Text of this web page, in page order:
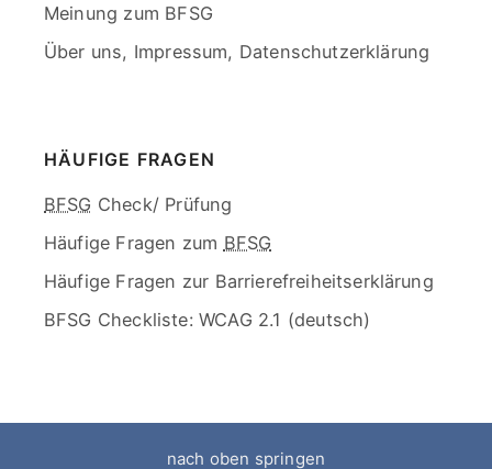
Meinung zum BFSG
Über uns, Impressum, Datenschutzerklärung
HÄUFIGE FRAGEN
Skip
menu
BFSG Check/ Prüfung
Häufige Fragen zum BFSG
Häufige Fragen zur Barrierefreiheitserklärung
BFSG Checkliste: WCAG 2.1 (deutsch)
nach oben springen